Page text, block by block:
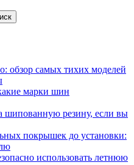
самых тихих моделей
марки шин
шипованную резину, если вы
покрышек до установки:
использовать летнюю